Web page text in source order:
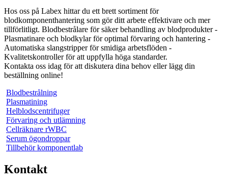
Hos oss på Labex hittar du ett brett sortiment för
blodkomponenthantering som gör ditt arbete effektivare och mer
tillförlitligt. Blodbestrålare för säker behandling av blodprodukter -
Plasmatinare och blodkylar för optimal förvaring och hantering -
Automatiska slangstripper för smidiga arbetsflöden -
Kvalitetskontroller för att uppfylla höga standarder.
Kontakta oss idag för att diskutera dina behov eller lägg din
beställning online!
Blodbestrålning
Plasmatining
Helblodscentrifuger
Förvaring och utlämning
Cellräknare rWBC
Serum ögondroppar
Tillbehör komponentlab
Kontakt